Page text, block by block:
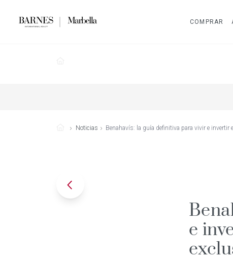
COMPRAR
Noticias Benahavís: la guía definitiva para vivir e
e